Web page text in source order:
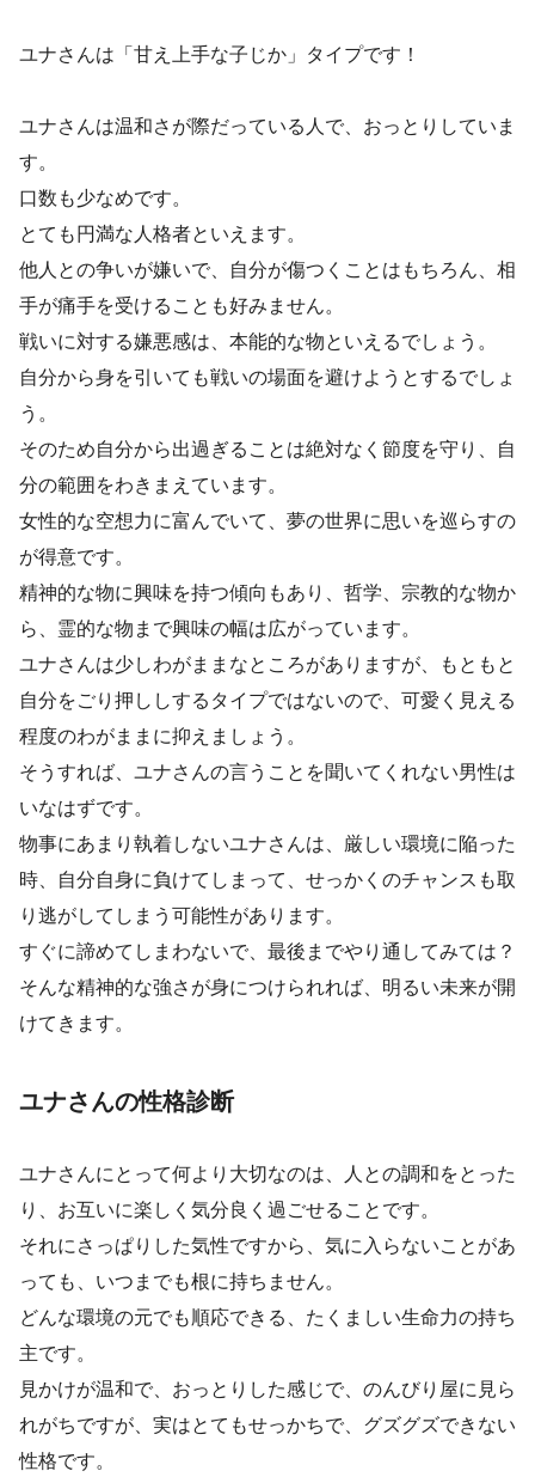
ユナさんは「甘え上手な子じか」タイプです！
ユナさんは温和さが際だっている人で、おっとりしていま
す。
口数も少なめです。
とても円満な人格者といえます。
他人との争いが嫌いで、自分が傷つくことはもちろん、相
手が痛手を受けることも好みません。
戦いに対する嫌悪感は、本能的な物といえるでしょう。
自分から身を引いても戦いの場面を避けようとするでしょ
う。
そのため自分から出過ぎることは絶対なく節度を守り、自
分の範囲をわきまえています。
女性的な空想力に富んでいて、夢の世界に思いを巡らすの
が得意です。
精神的な物に興味を持つ傾向もあり、哲学、宗教的な物か
ら、霊的な物まで興味の幅は広がっています。
ユナさんは少しわがままなところがありますが、もともと
自分をごり押ししするタイプではないので、可愛く見える
程度のわがままに抑えましょう。
そうすれば、ユナさんの言うことを聞いてくれない男性は
いなはずです。
物事にあまり執着しないユナさんは、厳しい環境に陥った
時、自分自身に負けてしまって、せっかくのチャンスも取
り逃がしてしまう可能性があります。
すぐに諦めてしまわないで、最後までやり通してみては？
そんな精神的な強さが身につけられれば、明るい未来が開
けてきます。
ユナさんの性格診断
ユナさんにとって何より大切なのは、人との調和をとった
り、お互いに楽しく気分良く過ごせることです。
それにさっぱりした気性ですから、気に入らないことがあ
っても、いつまでも根に持ちません。
どんな環境の元でも順応できる、たくましい生命力の持ち
主です。
見かけが温和で、おっとりした感じで、のんびり屋に見ら
れがちですが、実はとてもせっかちで、グズグズできない
性格です。